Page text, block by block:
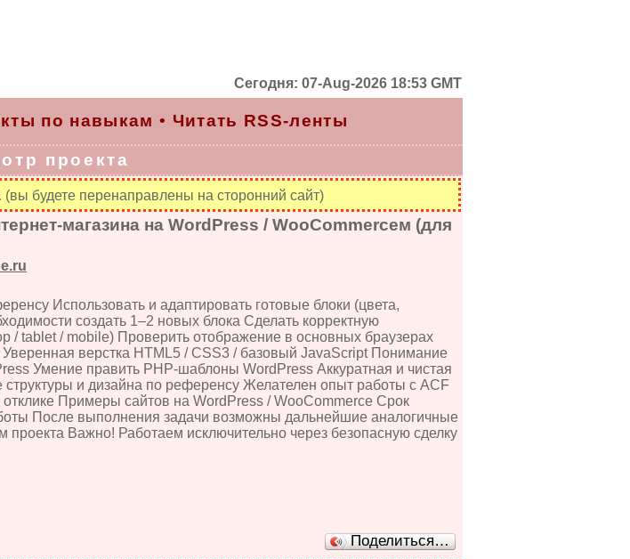
Сегодня: 07-Aug-2026 18:53 GMT
по навыкам • Читать RSS-ленты
проекта
(вы будете перенаправлены на сторонний сайт)
магазина на WordPress / WooCommerceм (для
Использовать и адаптировать готовые блоки (цвета,
создать 1–2 новых блока Сделать корректную
/ tablet / mobile) Проверить отображение в основных браузерах
верстка HTML5 / CSS3 / базовый JavaScript Понимание
Умение править PHP-шаблоны WordPress Аккуратная и чистая
структуры и дизайна по референсу Желателен опыт работы с ACF
Примеры сайтов на WordPress / WooCommerce Срок
После выполнения задачи возможны дальнейшие аналогичные
проекта Важно! Работаем исключительно через безопасную сделку
Поделиться…